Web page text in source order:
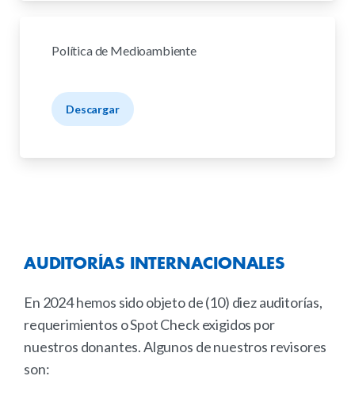
Política de Medioambiente
Descargar
AUDITORÍAS INTERNACIONALES
En 2024 hemos sido objeto de (10) diez auditorías,
requerimientos o Spot Check exigidos por
nuestros donantes. Algunos de nuestros revisores
son: